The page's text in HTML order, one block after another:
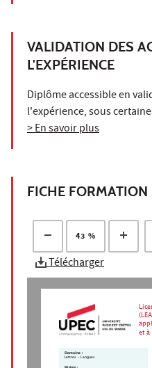
VALIDATION DES
L'EXPÉRIENCE
Diplôme accessible en
l'expérience, sous
> En savoir plus
FICHE
43 %
Télécharger
et à
Domaine :
Lettres - Langues
Mention :